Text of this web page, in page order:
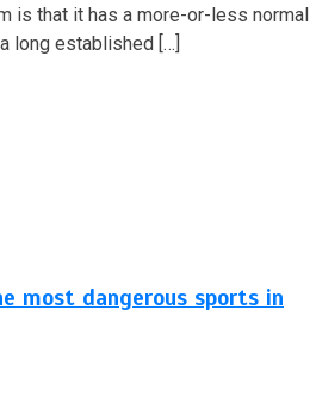
is that it has a more-or-less normal
long established […]
most dangerous sports in